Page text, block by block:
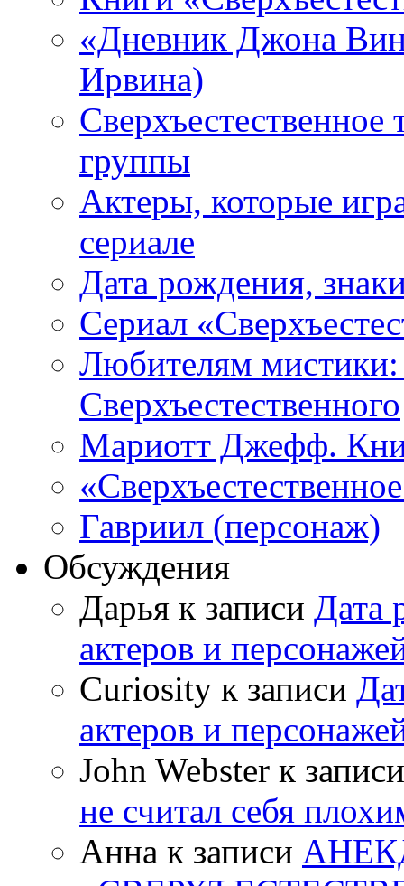
«Дневник Джона
Ирвина)
Сверхъестественное
группы
Актеры, которые
сериале
Дата рождения,
Сериал
Любителям
Сверхъестественного
Мариотт Джефф.
Гавриил (персонаж)
Обсуждения
Дарья к записи Дата
актеров и
Curiosity к записи
актеров и
John Webster к
не считал себя
Анна к записи